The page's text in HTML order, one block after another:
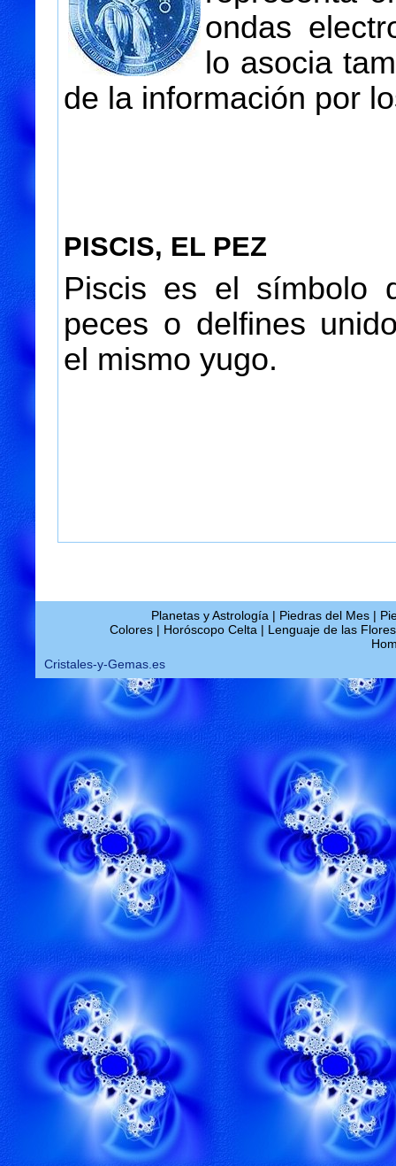
ondas
lo asocia
de la información por
PISCIS, EL PEZ
Piscis es el símbolo
peces o delfines
el mismo yugo.
Planetas y Astrología | Piedras del Mes|
Colores| Horóscopo Celta | Lenguaje de las Flores
Cristales-y-Gemas.es